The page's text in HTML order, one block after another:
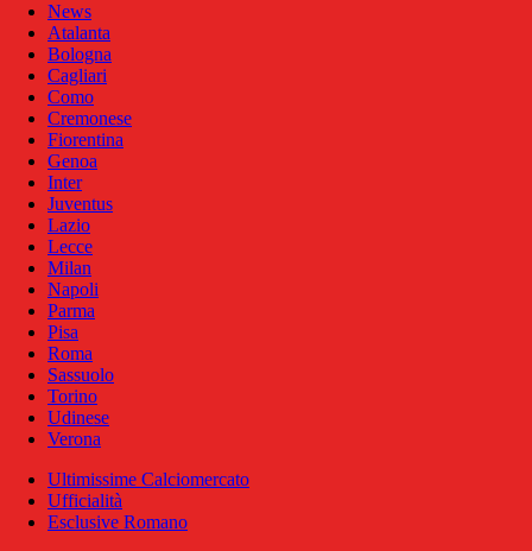
News
Atalanta
Bologna
Cagliari
Como
Cremonese
Fiorentina
Genoa
Inter
Juventus
Lazio
Lecce
Milan
Napoli
Parma
Pisa
Roma
Sassuolo
Torino
Udinese
Verona
Ultimissime Calciomercato
Ufficialità
Esclusive Romano